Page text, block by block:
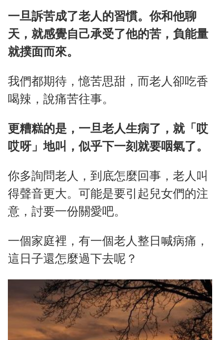
一旦訴苦成了老人的習慣。你和他聊
天，就感覺自己承受了他的苦，負能量
就撲面而來。
我們都期待，憶苦思甜，而老人卻吃香
喝辣，說痛苦往事。
更糟糕的是，一旦老人生病了，就「哎
哎呀」地叫，似乎下一刻就要咽氣了。
你多詢問老人，到底怎麼回事，老人叫
得聲音更大。可能是要引起兒女們的注
意，討要一份關愛吧。
一個家庭裡，有一個老人整日喊病痛，
這日子還怎麼過下去呢？